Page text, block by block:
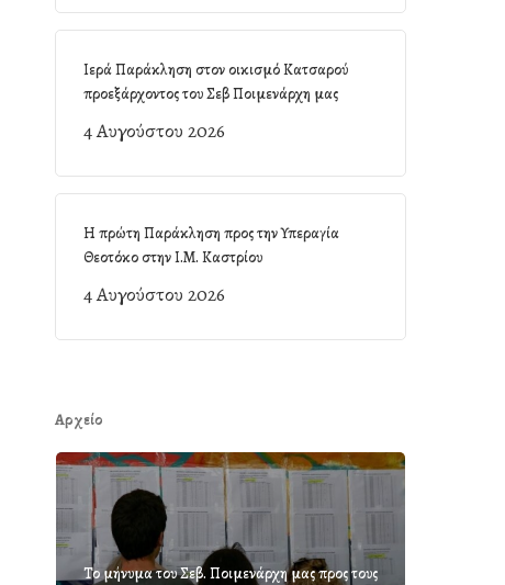
Ιερά Παράκληση στον οικισμό Κατσαρού
προεξάρχοντος του Σεβ Ποιμενάρχη μας
4 Αυγούστου 2026
Η πρώτη Παράκληση προς την Υπεραγία
Θεοτόκο στην Ι.Μ. Καστρίου
4 Αυγούστου 2026
Αρχείο
Το μήνυμα του Σεβ. Ποιμενάρχη μας προς τους